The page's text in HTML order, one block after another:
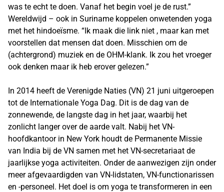
was te echt te doen. Vanaf het begin voel je de rust.”
Wereldwijd – ook in Suriname koppelen onwetenden yoga
met het hindoeïsme. “Ik maak die link niet , maar kan met
voorstellen dat mensen dat doen. Misschien om de
(achtergrond) muziek en de OHM-klank. Ik zou het vroeger
ook denken maar ik heb erover gelezen.”
In 2014 heeft de Verenigde Naties (VN) 21 juni uitgeroepen
tot de Internationale Yoga Dag. Dit is de dag van de
zonnewende, de langste dag in het jaar, waarbij het
zonlicht langer over de aarde valt. Nabij het VN-
hoofdkantoor in New York houdt de Permanente Missie
van India bij de VN samen met het VN-secretariaat de
jaarlijkse yoga activiteiten. Onder de aanwezigen zijn onder
meer afgevaardigden van VN-lidstaten, VN-functionarissen
en -personeel. Het doel is om yoga te transformeren in een